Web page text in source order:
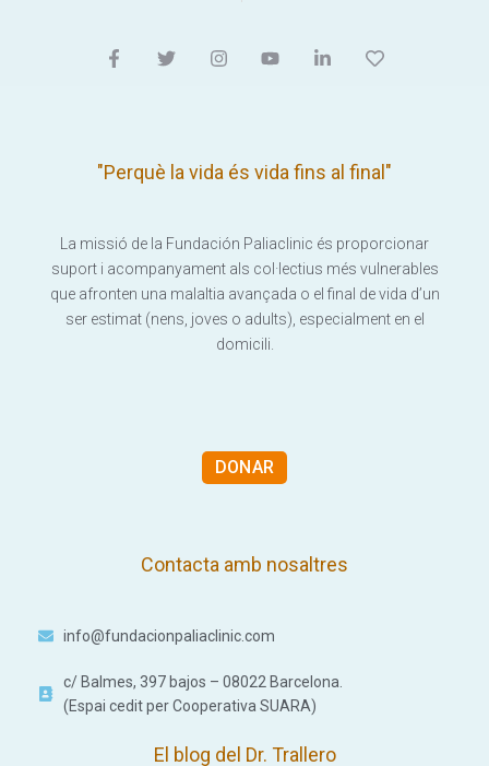
"Perquè la vida és vida fins al final"
La missió de la Fundación Paliaclinic és proporcionar
suport i acompanyament als col·lectius més vulnerables
que afronten una malaltia avançada o el final de vida d’un
ser estimat (nens, joves o adults), especialment en el
domicili.
DONAR
Contacta amb nosaltres
info@fundacionpaliaclinic.com
c/ Balmes, 397 bajos – 08022 Barcelona.
(Espai cedit per Cooperativa SUARA)
El blog del Dr. Trallero